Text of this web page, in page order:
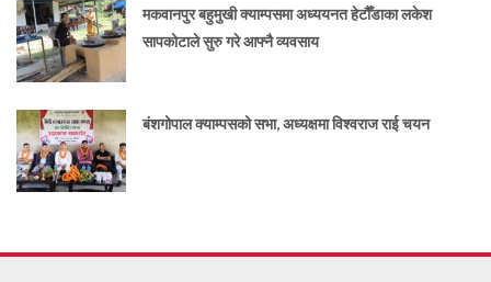
मकवानपुर बहुमुखी क्याम्पसमा अध्ययनत हेटौँडाका लकेश
सापकोटाले सुरु गरे आफ्नै व्यवसाय
बंशगोपाल क्याम्पसको सभा, अध्यक्षमा विश्वराज राई चयन